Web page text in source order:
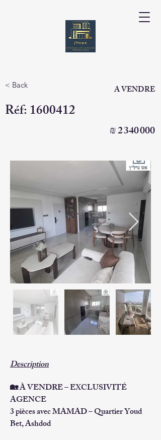
< Back A VENDRE
Réf:1600412
₪2 340 000
Description
🏡 À VENDRE – EXCLUSIVITÉ
AGENCE
3 pièces avec MAMAD – Quartier Youd
Bet, Ashdod